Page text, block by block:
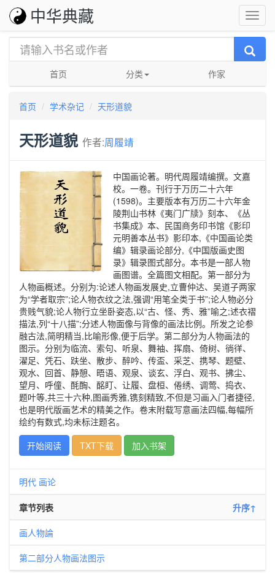
中华典藏
首页 分类 作家
首页 学术杂记 天形道貌
天形道貌 作者:周履靖
中国画论著。明代周履靖编撰。文嘉
校。一卷。刊行于万历二十六年
(1598)。主要版本有万历二十六年金
陵荆山书林《夷门广牍》刻本、《丛
书集成》本、民国商务印书馆《影印
元明善本丛书》影印本,《中国画论类
编》辑录画论部分,《中国版画史图
录》辑录图式部分。本书是一部人物
画图谱。全篇图文相配。第一部分为
人物画概述。分别为:论述人物画发展史,立曹仲达、吴道子两家
为“学者取宗”;论人物衣纹之法,强调“用笔全类于书”;论人物必分
贵贱气貌;论人物行立坐卧姿态,以“古、怪、秀、雅”喻之;述衣褶
描法,列“十八描”;分述人物面像与背像的画法比例。所发之论参
融古法,简明精当,比喻形像,便于后学。第二部分为人物画法的
图示。分别为临流、索句、听泉、舞袖、挥扇、倚树、徜徉、
濯足、凭石、趺坐、散步、醉吟、传盃、采芝、携琴、题壁、
观水、回首、静憩、晤语、观泉、谈玄、浮白、观书、拂尘、
望月、呼僮、酕醄、酩盯、让履、盘桓、倦绣、调莺、捣衣、
题叶等,共三十六种,图画秀雅,镌刻精致,不但是习画入门者捷径,
也是明代版画艺术的精美之作。卷末附载写意画法四幅,每幅所
绘约有数式,均未标注题名。
开始阅读
TXT下载 加入书架
明代 画论
章节列表 升序↑
画人物論
第二部分人物画法图示